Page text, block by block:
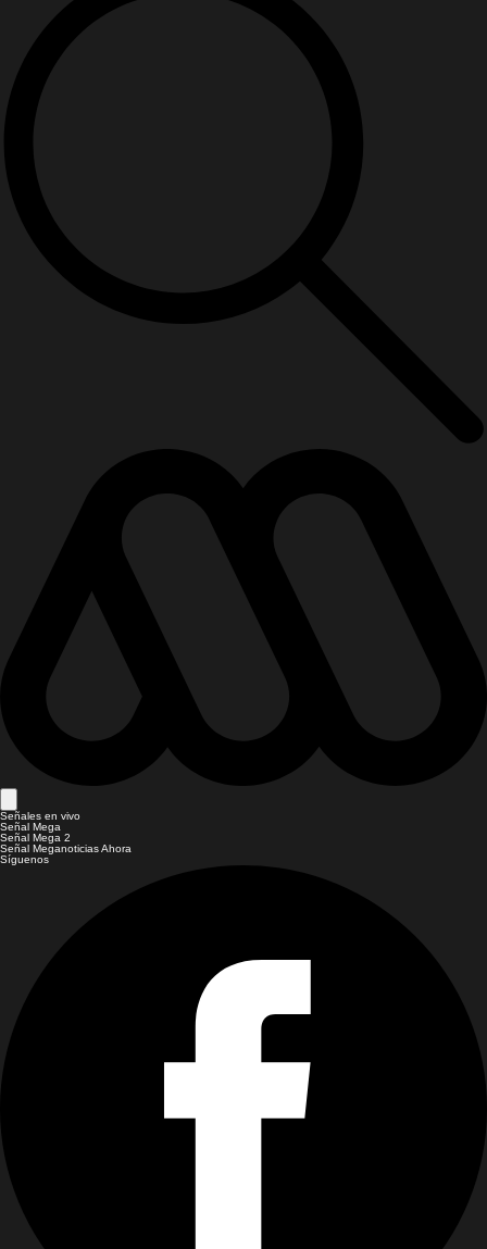
Señales en vivo
Señal Mega
Señal Mega 2
Señal Meganoticias Ahora
Síguenos